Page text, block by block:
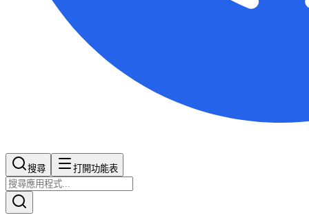
搜尋​​​​ 打開功能表